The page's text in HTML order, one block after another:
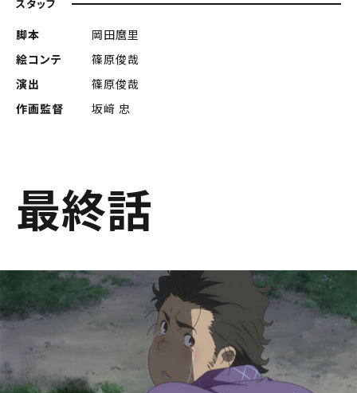
スタッフ
脚本
岡田麿里
絵コンテ
篠原俊哉
演出
篠原俊哉
作画監督
坂﨑 忠
最終話